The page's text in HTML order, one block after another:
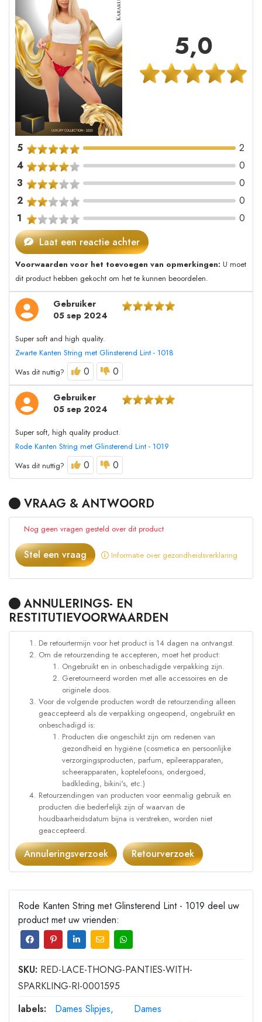
5,0
5
2
4
0
3
0
2
0
1
0
Laat een reactie achter
Voorwaarden voor het toevoegen van opmerkingen: U moet
dit product hebben gekocht om het te kunnen beoordelen.
Gebruiker
05 sep 2024
Super soft and high quality.
Zwarte Kanten String met Glinsterend Lint - 1018
Was dit nuttig?
0 0
Gebruiker
05 sep 2024
Super soft, high quality product.
Rode Kanten String met Glinsterend Lint - 1019
Was dit nuttig?
0 0
VRAAG & ANTWOORD
Nog geen vragen gesteld over dit product
Stel een vraag Informatie over gezondheidsverklaring
ANNULERINGS- EN
RESTITUTIEVOORWAARDEN
De retourtermijn voor het product is 14 dagen na ontvangst.
Om de retourzending te accepteren, moet het product:
Ongebruikt en in onbeschadigde verpakking zijn.
Geretourneerd worden met alle accessoires en de
originele doos.
Voor de volgende producten wordt de retourzending alleen
geaccepteerd als de verpakking ongeopend, ongebruikt en
onbeschadigd is:
Producten die ongeschikt zijn om redenen van
gezondheid en hygiëne (cosmetica en persoonlijke
verzorgingsproducten, parfum, epileerapparaten,
scheerapparaten, koptelefoons, ondergoed,
badkleding, bikini's, etc.)
Retourzendingen van producten voor eenmalig gebruik en
producten die bederfelijk zijn of waarvan de
houdbaarheidsdatum bijna is verstreken, worden niet
geaccepteerd.
Annuleringsverzoek Retourverzoek
Rode Kanten String met Glinsterend Lint - 1019 deel uw
product met uw vrienden:
SKU: RED-LACE-THONG-PANTIES-WITH-
SPARKLING-RI-0001595
labels:
Dames Slipjes
Dames